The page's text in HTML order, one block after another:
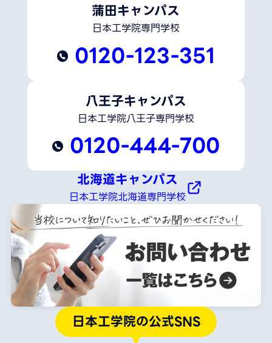
蒲田キャンパス
日本工学院専門学校
0120-123-351
八王子キャンパス
日本工学院八王子専門学校
0120-444-700
北海道キャンパス
日本工学院北海道専門学校
日本工学院の公式SNS